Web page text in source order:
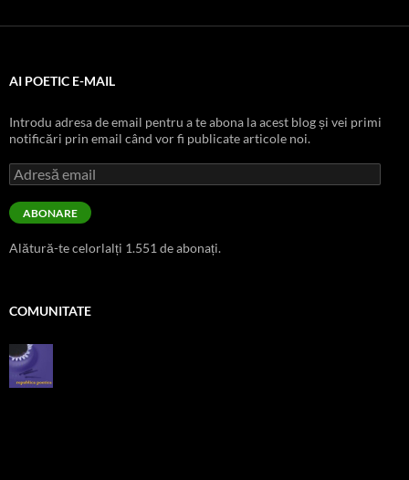
AI POETIC E-MAIL
Introdu adresa de email pentru a te abona la acest blog și vei primi
notificări prin email când vor fi publicate articole noi.
Adresă
email
ABONARE
Alătură-te celorlalți 1.551 de abonați.
COMUNITATE